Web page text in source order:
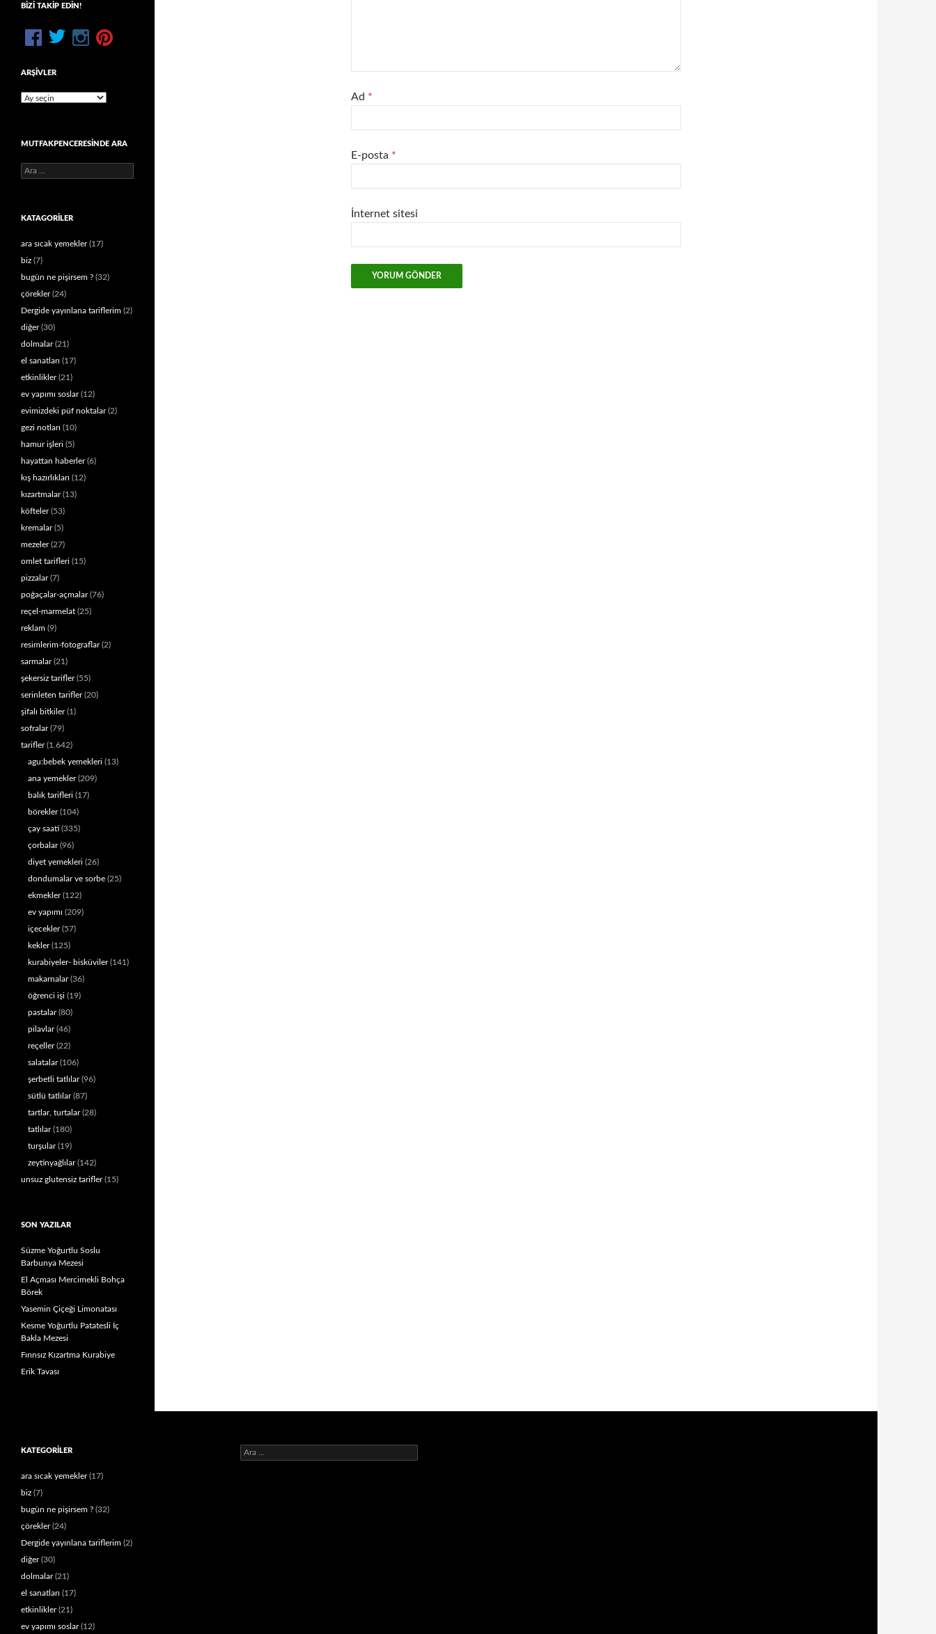
Ad *
E-posta *
İnternet sitesi
BIZI TAKIP EDIN!
ARŞIVLER
Arşivler
MUTFAKPENCERESINDE ARA
Arama:
KATAGORILER
ara sıcak yemekler(17)
biz (7)
bugün ne pişirsem ? (32)
çörekler(24)
Dergide yayınlana tariflerim (2)
diğer(30)
dolmalar(21)
el sanatları (17)
etkinlikler(21)
ev yapımı soslar(12)
evimizdeki püf noktalar(2)
gezi notları (10)
hamur işleri (5)
hayattan haberler(6)
kış hazırlıkları (12)
kızartmalar(13)
köfteler(53)
kremalar(5)
mezeler(27)
omlet tarifleri (15)
pizzalar(7)
poğaçalar-açmalar(76)
reçel-marmelat (25)
reklam (9)
resimlerim-fotograflar(2)
sarmalar(21)
şekersiz tarifler(55)
serinleten tarifler(20)
şifalı bitkiler(1)
sofralar(79)
tarifler(1.642)
agu:bebek yemekleri (13)
ana yemekler(209)
balık tarifleri (17)
börekler(104)
çay saati (335)
çorbalar(96)
diyet yemekleri (26)
dondumalar ve sorbe (25)
ekmekler(122)
ev yapımı (209)
içecekler(57)
kekler(125)
kurabiyeler- bisküviler(141)
makarnalar(36)
öğrenci işi (19)
pastalar(80)
pilavlar(46)
reçeller(22)
salatalar(106)
şerbetli tatlılar(96)
sütlü tatlılar(87)
tartlar, turtalar(28)
tatlılar(180)
turşular(19)
zeytinyağlılar(142)
unsuz glutensiz tarifler(15)
SON YAZILAR
Süzme Yoğurtlu Soslu
Barbunya Mezesi
El Açması Mercimekli Bohça
Börek
Yasemin Çiçeği Limonatası
Kesme Yoğurtlu Patatesli İç
Bakla Mezesi
Fırınsız Kızartma Kurabiye
Erik Tavası
KATEGORILER
ara sıcak yemekler(17)
biz (7)
bugün ne pişirsem ? (32)
çörekler(24)
Dergide yayınlana tariflerim (2)
diğer(30)
dolmalar(21)
el sanatları (17)
etkinlikler(21)
ev yapımı soslar(12)
Arama: